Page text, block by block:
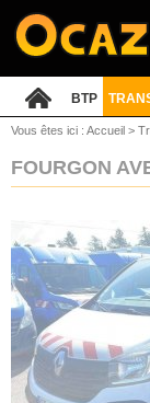
BTP
Vous êtes ici : Accueil >
FOURGON